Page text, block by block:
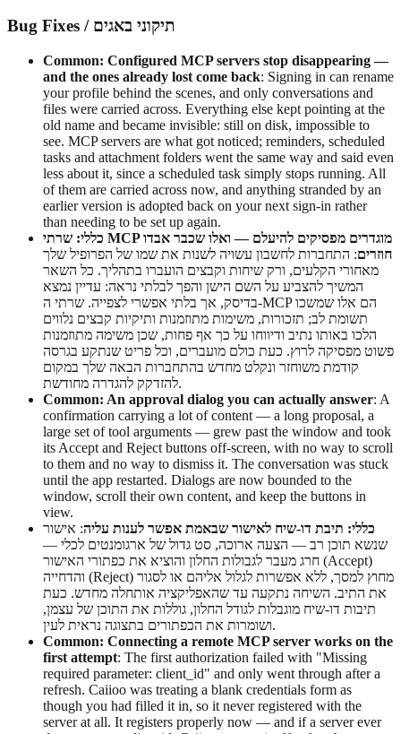
Bug Fixes / תיקוני באגים
Common: Configured MCP servers stop disappearing —
and the ones already lost come back: Signing in can rename
your profile behind the scenes, and only conversations and
files were carried across. Everything else kept pointing at the
old name and became invisible: still on disk, impossible to
see. MCP servers are what got noticed; reminders, scheduled
tasks and attachment folders went the same way and said even
less about it, since a scheduled task simply stops running. All
of them are carried across now, and anything stranded by an
earlier version is adopted back on your next sign-in rather
than needing to be set up again.
כללי: שרתי MCP מוגדרים מפסיקים להיעלם — ואלו שכבר אבדו
חוזרים: התחברות לחשבון עשויה לשנות את שמו של הפרופיל שלך
מאחורי הקלעים, ורק שיחות וקבצים הועברו בתהליך. כל השאר
המשיך להצביע על השם הישן והפך לבלתי נראה: עדיין נמצא
בדיסק, אך בלתי אפשרי לצפייה. שרתי ה-MCP הם אלו שמשכו
תשומת לב; תזכורות, משימות מתוזמנות ותיקיות קבצים נלווים
הלכו באותו נתיב ודיווחו על כך אף פחות, שכן משימה מתוזמנות
פשוט מפסיקה לרוץ. כעת כולם מועברים, וכל פריט שנתקע בגרסה
קודמת משוחזר ונקלט מחדש בהתחברות הבאה שלך במקום
להזדקק להגדרה מחודשת.
Common: An approval dialog you can actually answer: A
confirmation carrying a lot of content — a long proposal, a
large set of tool arguments — grew past the window and took
its Accept and Reject buttons off-screen, with no way to scroll
to them and no way to dismiss it. The conversation was stuck
until the app restarted. Dialogs are now bounded to the
window, scroll their own content, and keep the buttons in
view.
כללי: תיבת דו-שיח לאישור שבאמת אפשר לענות עליה: אישור
שנשא תוכן רב — הצעה ארוכה, סט גדול של ארגומנטים לכלי —
חרג מעבר לגבולות החלון והוציא את כפתורי האישור (Accept)
והדחייה (Reject) מחוץ למסך, ללא אפשרות לגלול אליהם או לסגור
את התיב. השיחה נתקעה עד שהאפליקציה אותחלה מחדש. כעת
תיבות דו-שיח מוגבלות לגודל החלון, גוללות את התוכן של עצמן,
ושומרות את הכפתורים בתצוגה נראית לעין.
Common: Connecting a remote MCP server works on the
first attempt: The first authorization failed with "Missing
required parameter: client_id" and only went through after a
refresh. Caiioo was treating a blank credentials form as
though you had filled it in, so it never registered with the
server at all. It registers properly now — and if a server ever